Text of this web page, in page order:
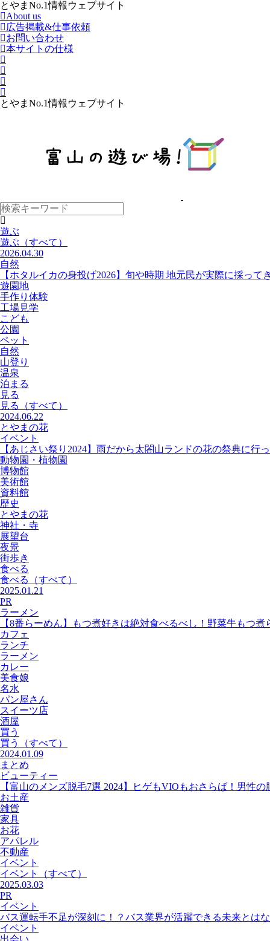
とやまNo.1情報ウェブサイト
About us
広告掲載&仕事依頼
お問い合わせ
本サイトの仕様
とやまNo.1情報ウェブサイト
遊ぶ
遊ぶ （すべて）
2026.04.30
自然
【ホタルイカの身投げ2026】旬や時期 地元民が実際に採って
遊園地
手作り体験
工場見学
こども
公園
ペット
自然
山登り
温泉
泊まる
見る
見る
（すべて）
2024.06.22
とやまの花
イベント
【あじさい祭り2024】雨だから太閤山ランドの花の祭典に行
動物園・植物園
博物館
美術館
資料館
歴史
とやまの花
神社・寺
展望台
夜景
街歩き
食べる
食べる
（すべて）
2025.01.21
PR
ラーメン
【8番らーめん】もつ煮好きは絶対食べるべし！野菜牛もつ
カフェ
ランチ
ラーメン
カレー
美食娘
名水
パン屋さん
スイーツ店
酒屋
買う
買う
（すべて）
2024.01.09
まとめ
ビューティー
【富山のメンズ脱毛7選 2024】ヒゲもVIOもおさらば！男性
お土産
雑貨
家具
お花
アパレル
不動産
イベント
イベント
（すべて）
2025.03.03
PR
イベント
バス運転手不足が深刻に！？バス業界が活躍できる未来とは
イベント
出会い